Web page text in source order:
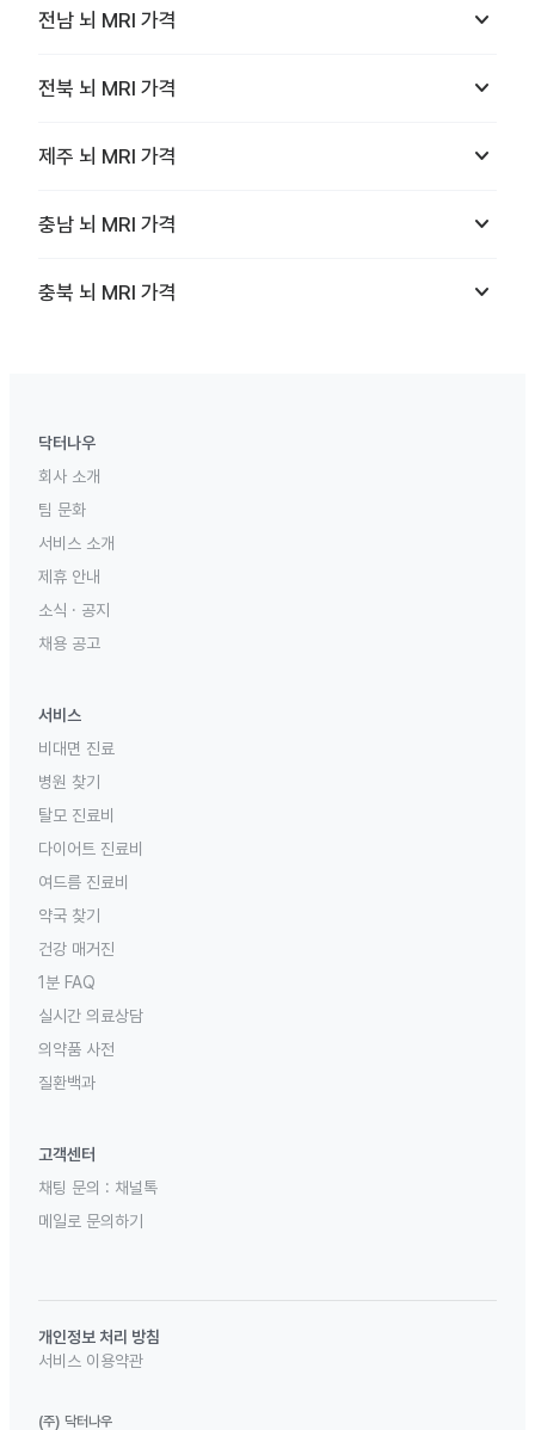
전남 뇌 MRI 가격 keyboard_arrow_down
전북 뇌 MRI 가격 keyboard_arrow_down
제주 뇌 MRI 가격 keyboard_arrow_down
충남 뇌 MRI 가격 keyboard_arrow_down
충북 뇌 MRI 가격 keyboard_arrow_down
닥터나우
회사 소개
팀 문화
서비스 소개
제휴 안내
소식 · 공지
채용 공고
서비스
비대면 진료
병원 찾기
탈모 진료비
다이어트 진료비
여드름 진료비
약국 찾기
건강 매거진
1분 FAQ
실시간 의료상담
의약품 사전
질환백과
고객센터
채팅 문의 : 채널톡
메일로 문의하기
개인정보 처리 방침
서비스 이용약관
(주) 닥터나우